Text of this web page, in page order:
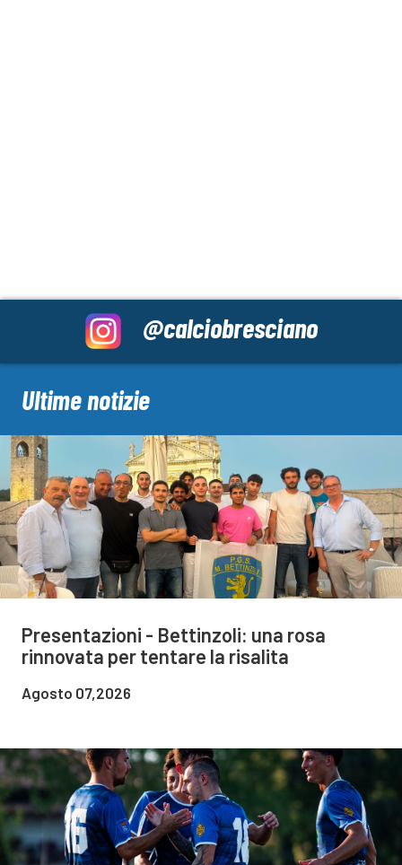
@calciobresciano
Ultime notizie
Presentazioni - Bettinzoli: una rosa
rinnovata per tentare la risalita
Agosto 07,2026